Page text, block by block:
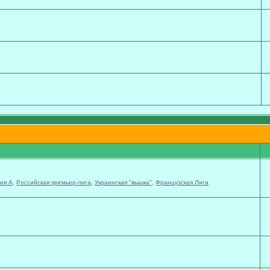
А ,Российская премьер-лига ,Украинская "вышка" ,Французская Лига